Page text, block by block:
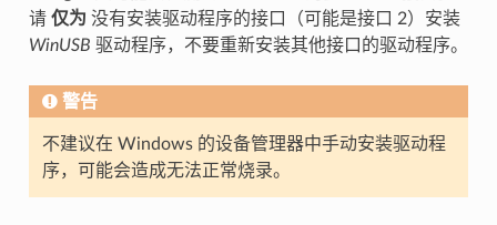
请 仅为 没有安装驱动程序的接口（可能是接口 2）安装
WinUSB 驱动程序，不要重新安装其他接口的驱动程序。
警告
不建议在 Windows 的设备管理器中手动安装驱动程
序，可能会造成无法正常烧录。